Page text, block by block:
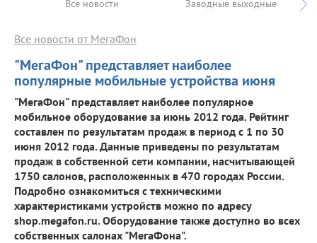
Все новости Заводные выходные
"МегаФон" представляет наиболее
популярные мобильные устройства июня
Все новости от МегаФон
"МегаФон" представляет наиболее популярное
мобильное оборудование за июнь 2012 года. Рейтинг
составлен по результатам продаж в период с 1 по 30
июня 2012 года. Данные приведены по результатам
продаж в собственной сети компании, насчитывающей
1750 салонов, расположенных в 470 городах России.
Подробно ознакомиться с техническими
характеристиками устройств можно по адресу
shop.megafon.ru. Оборудование также доступно во всех
собственных салонах "МегаФона".